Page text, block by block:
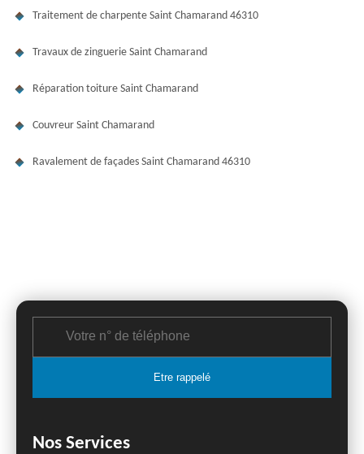
Traitement de charpente Saint Chamarand 46310
Travaux de zinguerie Saint Chamarand
Réparation toiture Saint Chamarand
Couvreur Saint Chamarand
Ravalement de façades Saint Chamarand 46310
Nos Services